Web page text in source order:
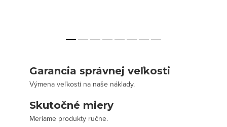
Garancia správnej veľkosti
Výmena veľkosti na naše náklady.
Skutočné miery
Meriame produkty ručne.